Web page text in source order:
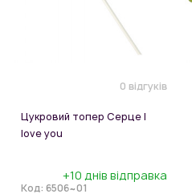
0 відгуків
Цукровий топер Серце I
love you
+10 днів відправка
Код: 6506~01